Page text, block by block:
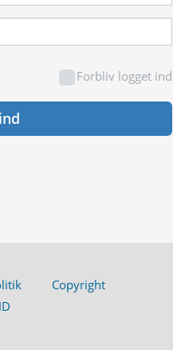
Forbliv logget ind
Copyright